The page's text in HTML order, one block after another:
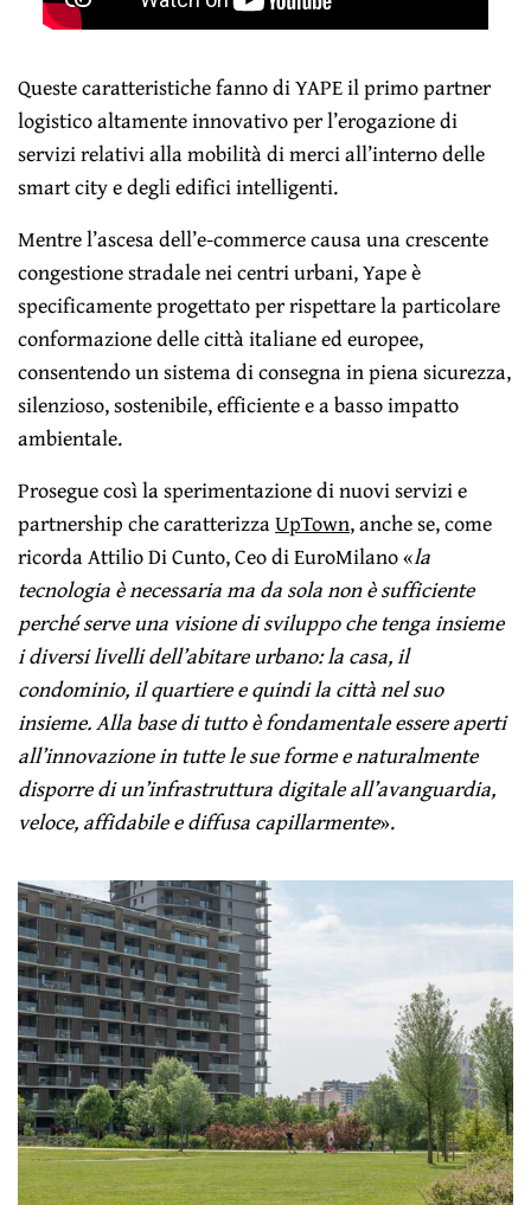
Queste caratteristiche fanno di YAPE il primo partner
logistico altamente innovativo per l’erogazione di
servizi relativi alla mobilità di merci all’interno delle
smart city e degli edifici intelligenti.
Mentre l’ascesa dell’e-commerce causa una crescente
congestione stradale nei centri urbani, Yape è
specificamente progettato per rispettare la particolare
conformazione delle città italiane ed europee,
consentendo un sistema di consegna in piena sicurezza,
silenzioso, sostenibile, efficiente e a basso impatto
ambientale.
Prosegue così la sperimentazione di nuovi servizi e
partnership che caratterizzaUpTown, anche se, come
ricorda Attilio Di Cunto, Ceo di EuroMilano «la
tecnologia è necessaria ma da sola non è sufficiente
perché serve una visione di sviluppo che tenga insieme
i diversi livelli dell’abitare urbano: la casa, il
condominio, il quartiere e quindi la città nel suo
insieme. Alla base di tutto è fondamentale essere aperti
all’innovazione in tutte le sue forme e naturalmente
disporre di un’infrastruttura digitale all’avanguardia,
veloce, affidabile e diffusa capillarmente».